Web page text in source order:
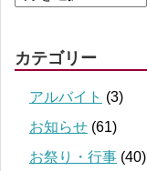
カテゴリー
アルバイト (3)
お知らせ (61)
お祭り・行事 (40)